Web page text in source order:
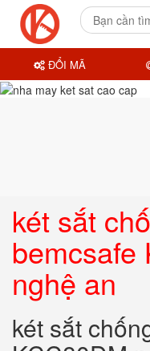
két sắt
bemcsafe
nghệ an
két sắt
ĐỔI MÃ